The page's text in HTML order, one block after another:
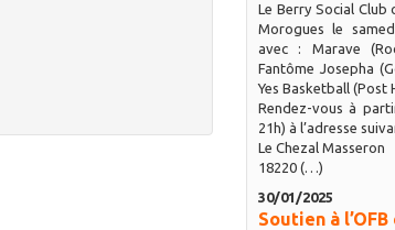
Le Berry Social Club
Morogues le
avec : Marave
Fantôme Josepha
Yes Basketball (Post
Rendez-vous à
21h) à l’adresse
Le Chezal Masseron
18220 (…)
30/01/2025
Soutien à